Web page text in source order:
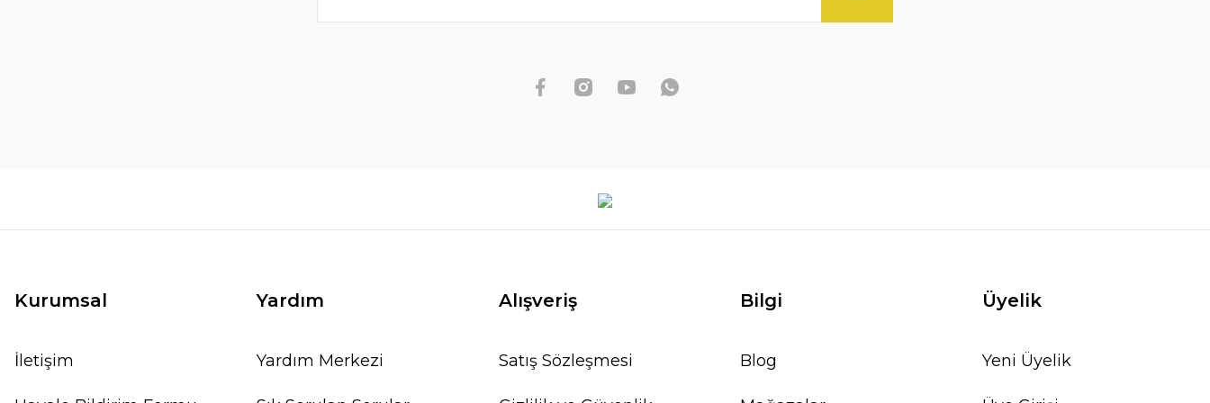
Kurumsal
İletişim
Yardım
Yardım Merkezi
Alışveriş
Satış Sözleşmesi
Bilgi
Blog
Üyelik
Yeni Üyelik